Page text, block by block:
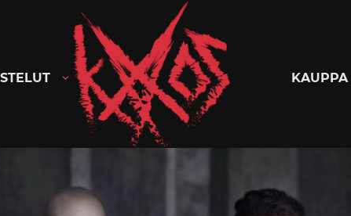
Kaaoszine KAUPPA